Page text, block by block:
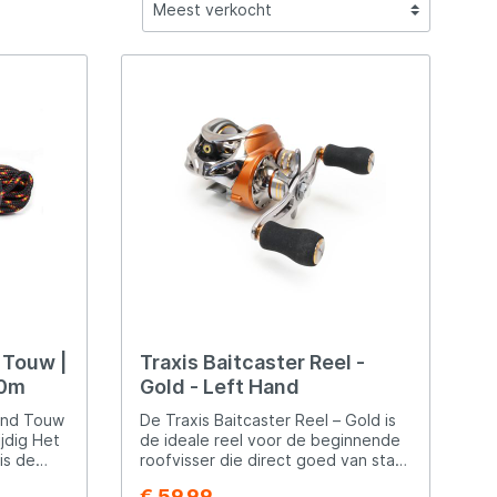
Opbergen & Transport
Vislijnen
Sets
Tassen & Foudralen
Vislood & Voerkorven
Sets
Tassen & Foudralen
Vislijnen
Onderlijnen & Toebehoren
Penhengels & Stalkerhengels
Winkle pickers
Tenten & Paraplu's
DAM
FISH-XPRO
Fox Rage Predator
JVS
Legendfossil
|
Touw
Het
de
Traxis Baitcaster Reel -
Gold - Left Hand
De Traxis Baitcaster Reel – Gold is
de ideale reel voor de beginnende
roofvisser die direct goed van start